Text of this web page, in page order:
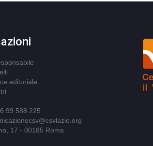
editoriale
99 588 225
17 - 00185 Roma